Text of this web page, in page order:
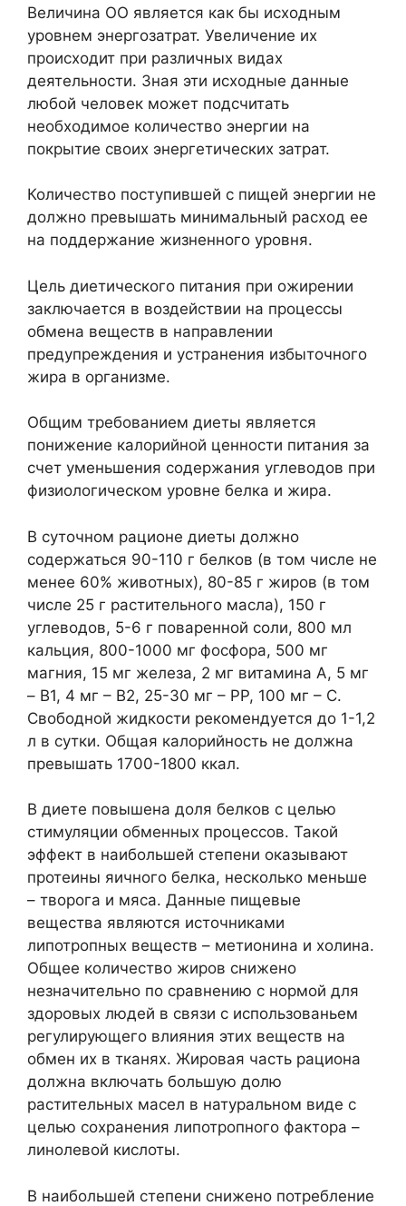
Величина ОО является как бы исходным
уровнем энергозатрат. Увеличение их
происходит при различных видах
деятельности. Зная эти исходные данные
любой человек может подсчитать
необходимое количество энергии на
покрытие своих энергетических затрат.
Количество поступившей с пищей энергии не
должно превышать минимальный расход ее
на поддержание жизненного уровня.
Цель диетического питания при ожирении
заключается в воздействии на процессы
обмена веществ в направлении
предупреждения и устранения избыточного
жира в организме.
Общим требованием диеты является
понижение калорийной ценности питания за
счет уменьшения содержания углеводов при
физиологическом уровне белка и жира.
В суточном рационе диеты должно
содержаться 90-110 г белков (в том числе не
менее 60% животных), 80-85 г жиров (в том
числе 25 г растительного масла), 150 г
углеводов, 5-6 г поваренной соли, 800 мл
кальция, 800-1000 мг фосфора, 500 мг
магния, 15 мг железа, 2 мг витамина А, 5 мг
– B1, 4 мг – В2, 25-30 мг – РР, 100 мг – С.
Свободной жидкости рекомендуется до 1-1,2
л в сутки. Общая калорийность не должна
превышать 1700-1800 ккал.
В диете повышена доля белков с целью
стимуляции обменных процессов. Такой
эффект в наибольшей степени оказывают
протеины яичного белка, несколько меньше
– творога и мяса. Данные пищевые
вещества являются источниками
липотропных веществ – метионина и холина.
Общее количество жиров снижено
незначительно по сравнению с нормой для
здоровых людей в связи с использованьем
регулирующего влияния этих веществ на
обмен их в тканях. Жировая часть рациона
должна включать большую долю
растительных масел в натуральном виде с
целью сохранения липотропного фактора –
линолевой кислоты.
В наибольшей степени снижено потребление